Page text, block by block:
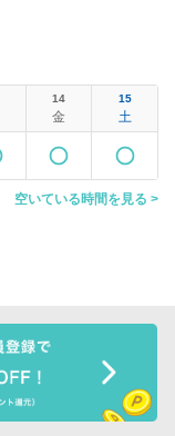
14
金
15
土
空いている時間を見る >